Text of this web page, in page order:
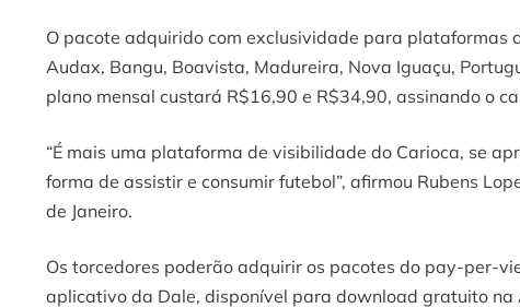
O pacote adquirido com exclusividade para plataformas
Audax, Bangu, Boavista, Madureira, Nova Iguaçu,
plano mensal custará R$16,90 e R$34,90, assinando o
“É mais uma plataforma de visibilidade do Carioca, se
forma de assistir e consumir futebol”, afirmou Rubens
de Janeiro.
Os torcedores poderão adquirir os pacotes do pay-per-
aplicativo da Dale, disponível para download gratuito na